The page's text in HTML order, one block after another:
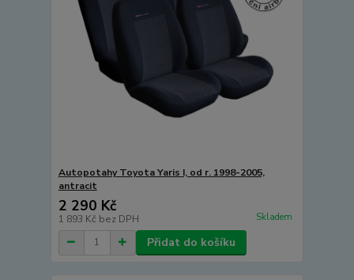
Autopotahy Toyota Yaris I, od r. 1998-2005,
antracit
2 290 Kč
1 893 Kč bez DPH Skladem
Přidat do košíku